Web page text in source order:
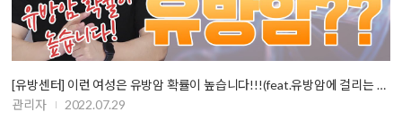
[유방센터] 이런 여성은 유방암 확률이 높습니다!!!(feat.유방암에 걸리는 원인…
관리자
2022.07.29